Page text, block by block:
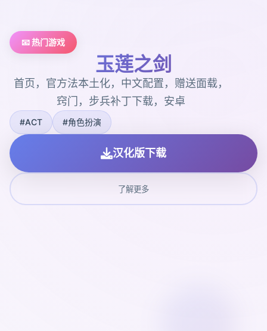
📧 热门游戏
玉莲之剑
首页，官方法本土化，中文配置，赠送面载，
窍门，步兵补丁下载，安卓
#ACT #角色扮演
汉化版下载
了解更多